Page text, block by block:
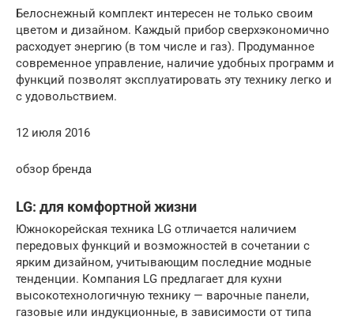
Белоснежный комплект интересен не только своим
цветом и дизайном. Каждый прибор сверхэкономично
расходует энергию (в том числе и газ). Продуманное
современное управление, наличие удобных программ и
функций позволят эксплуатировать эту технику легко и
с удовольствием.
12 июля 2016
обзор бренда
LG: для комфортной жизни
Южнокорейская техника LG отличается наличием
передовых функций и возможностей в сочетании с
ярким дизайном, учитывающим последние модные
тенденции. Компания LG предлагает для кухни
высокотехнологичную технику — варочные панели,
газовые или индукционные, в зависимости от типа